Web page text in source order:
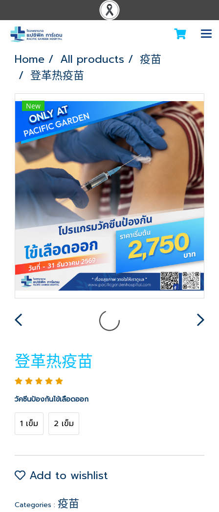
Home All products
疫苗
登革热疫苗
New
登革热疫苗
วัคซีนป้องกันไข้เลือดออก
1 เข็ม 2 เข็ม
Add to wishlist
Categories : 疫苗